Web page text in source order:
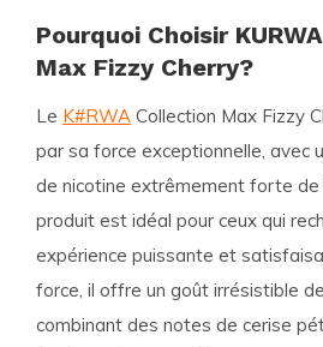
Pourquoi Choisir
Max Fizzy Cherry?
Le K#RWA Collection Max Fizzy
par sa force exceptionnelle, avec
de nicotine extrêmement forte de
produit est idéal pour ceux qui
expérience puissante et
force, il offre un goût irrésistible
combinant des notes de cerise